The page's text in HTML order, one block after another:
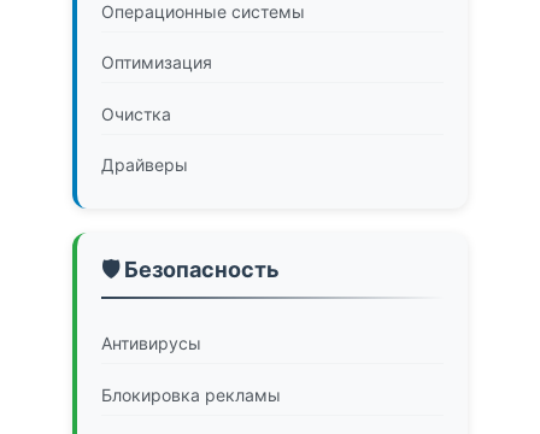
Операционные системы
Оптимизация
Очистка
Драйверы
🛡️ Безопасность
Антивирусы
Блокировка рекламы